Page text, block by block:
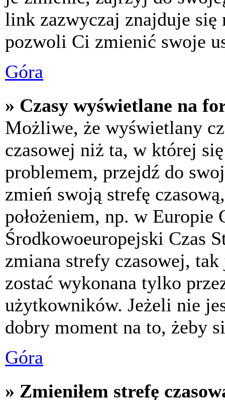
link zazwyczaj znajduje się
pozwoli Ci zmienić swoje
Góra
» Czasy wyświetlane na
Możliwe, że wyświetlany
czasowej niż ta, w której
problemem, przejdź do
zmień swoją strefę
położeniem, np. w Europie
Środkowoeuropejski Czas
zmiana strefy czasowej,
zostać wykonana tylko
użytkowników. Jeżeli nie
dobry moment na to, żeby
Góra
» Zmieniłem strefę